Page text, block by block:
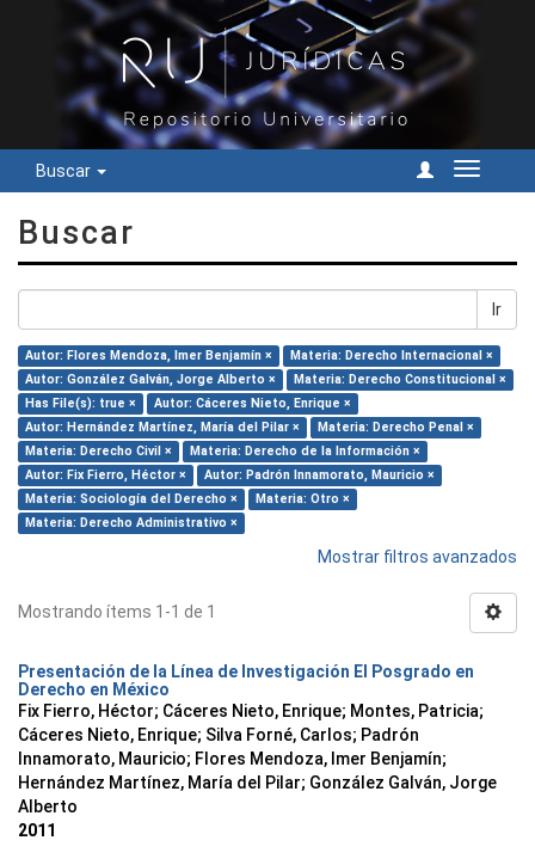
Buscar
Cambiar
Buscar
Ir
Autor: Flores Mendoza, Imer Benjamín ×
Materia: Derecho Internacional ×
Autor: González Galván, Jorge Alberto ×
Materia: Derecho Constitucional ×
Has File(s): true ×
Autor: Cáceres Nieto, Enrique ×
Autor: Hernández Martínez, María del Pilar ×
Materia: Derecho Penal ×
Materia: Derecho Civil ×
Materia: Derecho de la Información ×
Autor: Fix Fierro, Héctor ×
Autor: Padrón Innamorato, Mauricio ×
Materia: Sociología del Derecho ×
Materia: Otro ×
Materia: Derecho Administrativo ×
Mostrar filtros avanzados
Mostrando ítems 1-1 de 1
Presentación de la Línea de Investigación El Posgrado en
Derecho en México
Fix Fierro, Héctor; Cáceres Nieto, Enrique; Montes, Patricia;
Cáceres Nieto, Enrique; Silva Forné, Carlos; Padrón
Innamorato, Mauricio; Flores Mendoza, Imer Benjamín;
Hernández Martínez, María del Pilar; González Galván, Jorge
Alberto
2011